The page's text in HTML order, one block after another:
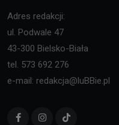
Adres redakcji:
ul. Podwale 47
43-300 Bielsko-Biała
tel. 573 692 276
e-mail: redakcja@luBBie.pl